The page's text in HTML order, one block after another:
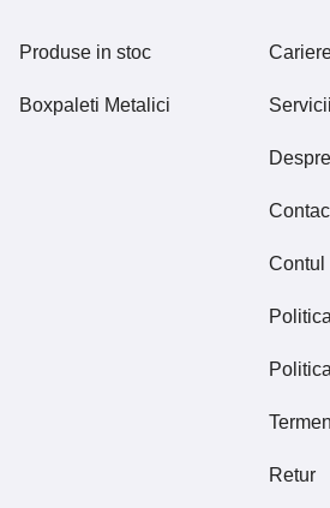
Produse in stoc
Boxpaleti Metalici Servicii
Contul
Retur